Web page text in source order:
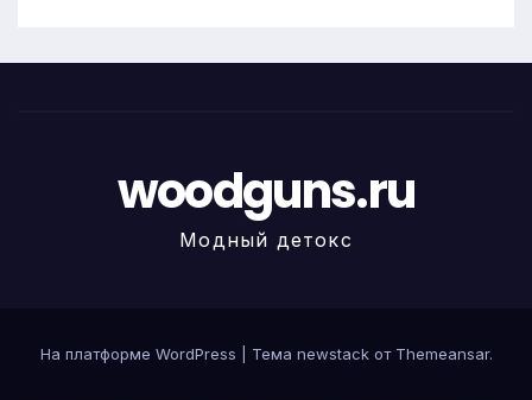
woodguns.ru
Модный детокс
На платформе WordPress Тема newstack от Themeansar.